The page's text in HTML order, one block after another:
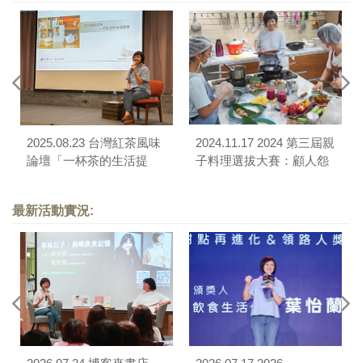
2025.08.23 台灣紅茶風味
論壇「一杯茶的生活提
2024.11.17 2024 第三屆親
子料理選拔大賽：顧人怨
最新活動實況: